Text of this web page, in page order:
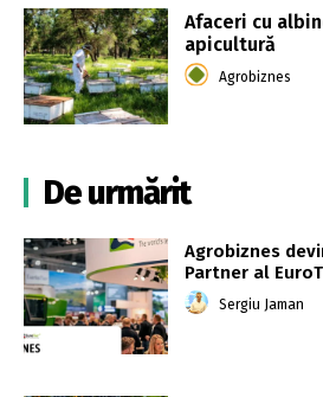
Afaceri cu
apicultură
Agrobiznes
De urmărit
Agrobiznes
Partner al
Sergiu Jaman